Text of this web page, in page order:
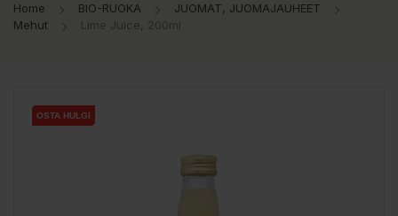
Home BIO-RUOKA
JUOMAT, JUOMAJAUHEET
Mehut
Lime Juice, 200ml
OSTA HULGI
OSTA HULGI
OSTA HULGI